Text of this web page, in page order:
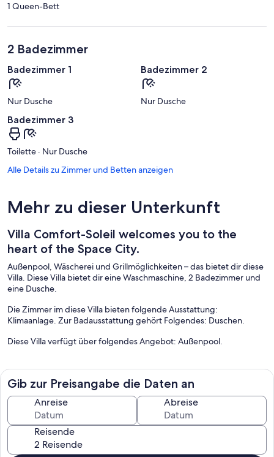
1 Queen-Bett
2 Badezimmer
Badezimmer 1
Nur Dusche
Badezimmer 2
Nur Dusche
Badezimmer 3
Toilette · Nur Dusche
Alle Details zu Zimmer und Betten anzeigen
Mehr zu dieser Unterkunft
Villa Comfort-Soleil welcomes you to the
heart of the Space City.
Außenpool, Wäscherei und Grillmöglichkeiten – das bietet dir diese
Villa. Diese Villa bietet dir eine Waschmaschine, 2 Badezimmer und
eine Dusche.
Die Zimmer im diese Villa bieten folgende Ausstattung:
Klimaanlage. Zur Badausstattung gehört Folgendes: Duschen.
Diese Villa verfügt über folgendes Angebot: Außenpool.
Gib zur Preisangabe die Daten an
Anreise Abreise
Reisende